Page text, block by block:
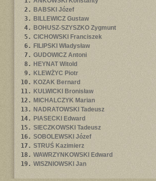
2. BABSKI Józef
3. BILLEWICZ Gustaw
4. BOHUSZ-SZYSZKO Zygmunt
5. CICHOWSKI Franciszek
6. FILIPSKI Władysław
7. GUDOWICZ Antoni
8. HEYNAT Witold
9. KLEWŻYC Piotr
10. KOZAK Bernard
11. KULWICKI Bronisław
12. MICHALCZYK Marian
13. NADRATOWSKI Tadeusz
14. PIASECKI Edward
15. SIECZKOWSKI Tadeusz
16. SOBOLEWSKI Józef
17. STRUŚ Kazimierz
18. WAWRZYNKOWSKI Edward
19. WISZNIOWSKI Jan